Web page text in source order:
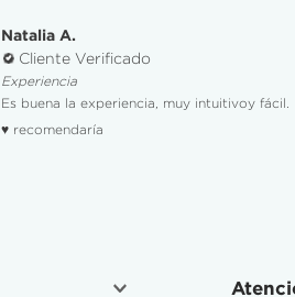
Natalia A.
Cliente Verificado
Experiencia
Es buena la experiencia, muy intuitivoy fácil.
♥ recomendaría